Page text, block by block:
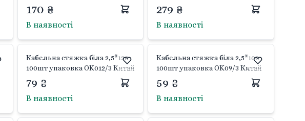
170 ₴
В наявності
Китай
279 ₴
В наявності
Кабельна стяжка біла 2,5*120
100шт упаковка OK012/3 Китай
79 ₴
В наявності
Кабельна стяжка біла 2,5*100
100шт упаковка OK09/3 Китай
59 ₴
В наявності